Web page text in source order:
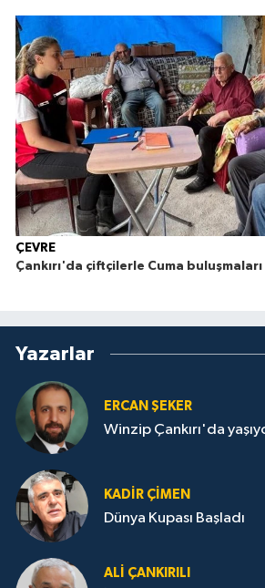
ÇEVRE
Çankırı'da çiftçilerle Cuma
Yazarlar
ERCAN ŞEKER
Winzip Çankırı'da
KADIR ÇIMEN
Dünya Kupası Başladı
ALI ÇANKIRILI